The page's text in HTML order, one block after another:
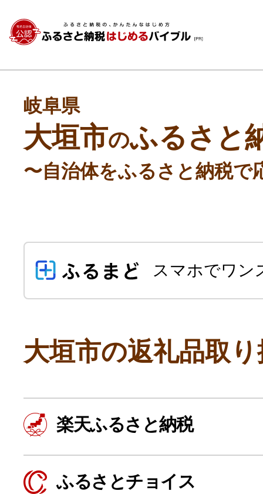
よく見られている返礼品
ふるさと納税徹底比較
岐阜県
大垣市のふるさと
〜自治体をふるさと納税で
スマホでワン
大垣市の返礼品取
楽天ふるさと納税
ふるさとチョイス